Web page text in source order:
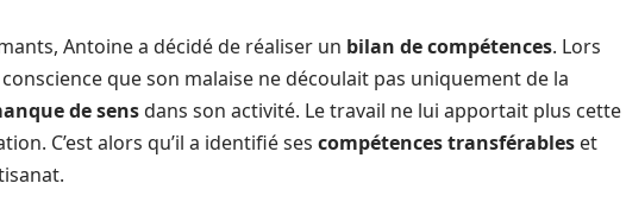
Antoine a décidé de réaliser un bilan de compétences. Lors
que son malaise ne découlait pas uniquement de la
de sensdans son activité. Le travail ne lui apportait plus cette
C’est alors qu’il a identifié ses compétences transférables et